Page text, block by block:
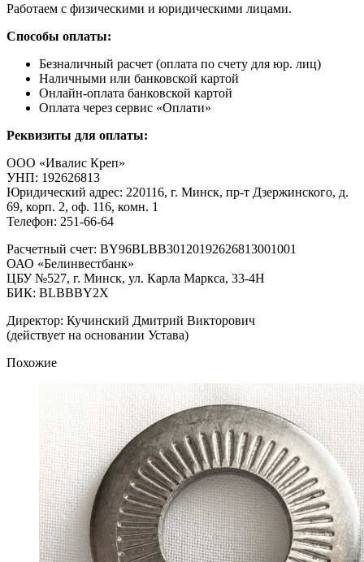
Работаем с физическими и юридическими лицами.
Способы оплаты:
Безналичный расчет (оплата по счету для юр. лиц)
Наличными или банковской картой
Онлайн-оплата банковской картой
Оплата через сервис «Оплати»
Реквизиты для оплаты:
ООО «Ивалис Креп»
УНП: 192626813
Юридический адрес: 220116, г. Минск, пр-т Дзержинского, д.
69, корп. 2, оф. 116, комн. 1
Телефон: 251-66-64
Расчетный счет: BY96BLBB30120192626813001001
ОАО «Белинвестбанк»
ЦБУ №527, г. Минск, ул. Карла Маркса, 33-4Н
БИК: BLBBBY2X
Директор: Кучинский Дмитрий Викторович
(действует на основании Устава)
Похожие